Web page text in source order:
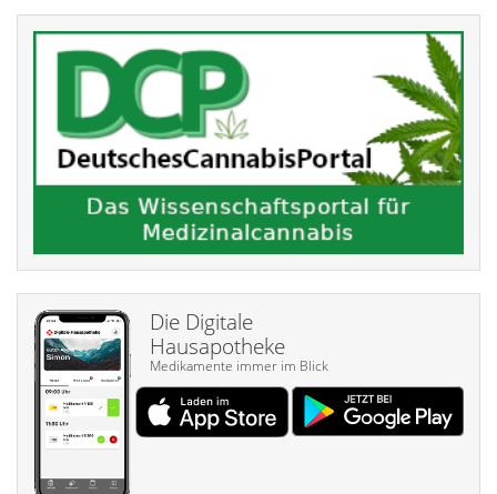
Die Digitale
Hausapotheke
Medikamente immer im Blick